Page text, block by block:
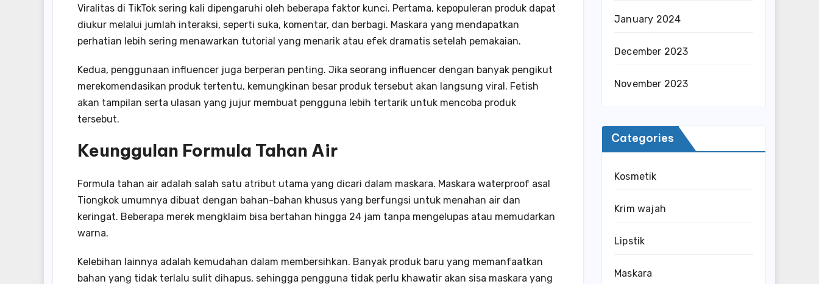
Viralitas di TikTok sering kali dipengaruhi oleh beberapa faktor kunci. Pertama, kepopuleran produk dapat
diukur melalui jumlah interaksi, seperti suka, komentar, dan berbagi. Maskara yang mendapatkan
perhatian lebih sering menawarkan tutorial yang menarik atau efek dramatis setelah pemakaian.
Kedua, penggunaan influencer juga berperan penting. Jika seorang influencer dengan banyak pengikut
merekomendasikan produk tertentu, kemungkinan besar produk tersebut akan langsung viral. Fetish
akan tampilan serta ulasan yang jujur membuat pengguna lebih tertarik untuk mencoba produk
tersebut.
Keunggulan Formula Tahan Air
Formula tahan air adalah salah satu atribut utama yang dicari dalam maskara. Maskara waterproof asal
Tiongkok umumnya dibuat dengan bahan-bahan khusus yang berfungsi untuk menahan air dan
keringat. Beberapa merek mengklaim bisa bertahan hingga 24 jam tanpa mengelupas atau memudarkan
warna.
Kelebihan lainnya adalah kemudahan dalam membersihkan. Banyak produk baru yang memanfaatkan
bahan yang tidak terlalu sulit dihapus, sehingga pengguna tidak perlu khawatir akan sisa maskara yang
January 2024
December 2023
November 2023
Categories
Kosmetik
Krim wajah
Lipstik
Maskara